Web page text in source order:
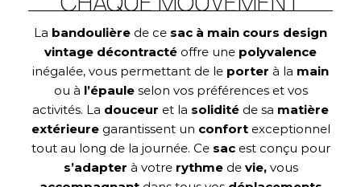
La bandoulière de ce sac à main cours design
vintage décontracté offre une polyvalence
inégalée, vous permettant de le porter à la main
ou à l’épauleselon vos préférences et vos
activités. La douceur et la solidité de sa matière
extérieuregarantissent un confortexceptionnel
tout au long de la journée. Ce sacest conçu pour
s’adapter à votre rythmede vie,vous